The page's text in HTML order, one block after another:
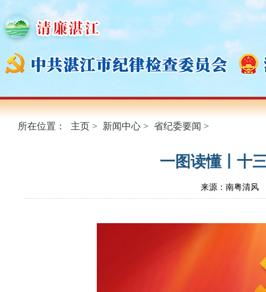
所在位置： 主页 > 新闻中心 > 省纪委要闻 >
一图读懂丨十
来源：南粤清风